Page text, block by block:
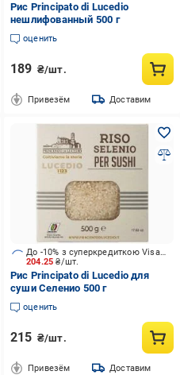
Рис Principato di Lucedio
нешлифованный 500 г
оценить
189 ₴/шт.
Привезём Доставим
204.25₴/шт.
До -10% з суперкредиткою Visa Вигода
Рис Principato di Lucedio для
суши Селенио 500 г
оценить
215 ₴/шт.
Привезём Доставим